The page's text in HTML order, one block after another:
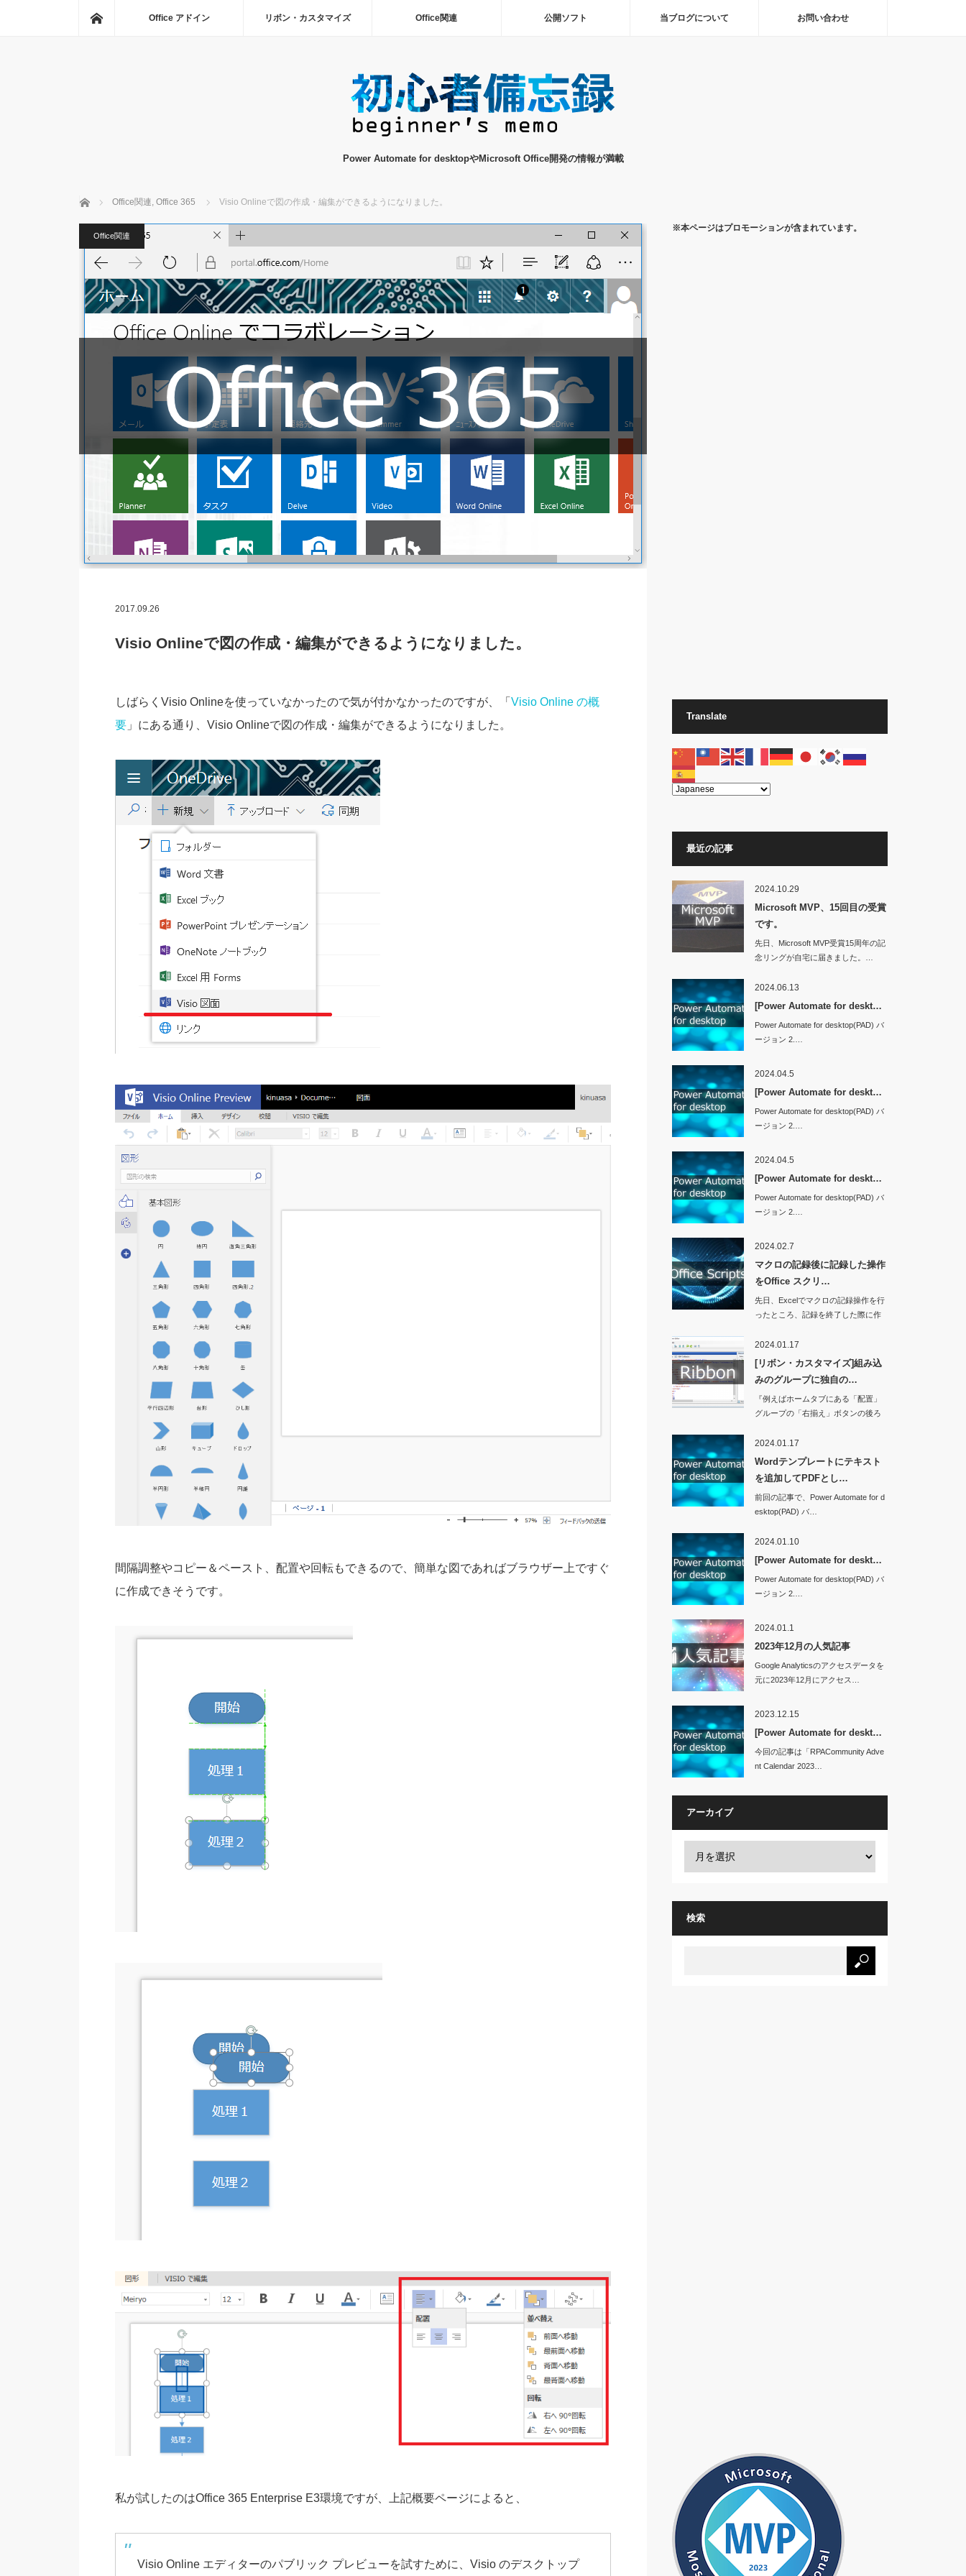
Office アドイン リボン・カスタマイズ Office関連 公開ソフト 当ブログについて お問い合わせ
Power Automate for desktopやMicrosoft Office開発の情報が満載
ホーム Office関連, Office 365 Visio Onlineで図の作成・編集ができるようになりました。
Office関連
2017.09.26
Visio Onlineで図の作成・編集ができるようになりました。
しばらくVisio Onlineを使っていなかったので気が付かなかったのですが、「 Visio Online の概
要」にある通り、Visio Onlineで図の作成・編集ができるようになりました。
間隔調整やコピー＆ペースト、配置や回転もできるので、簡単な図であればブラウザー上ですぐ
に作成できそうです。
私が試したのはOffice 365 Enterprise E3環境ですが、上記概要ページによると、
Visio Online エディターのパブリック プレビューを試すために、Visio のデスクトップ
※本ページはプロモーションが含まれています。
Translate
最近の記事
2024.10.29
Microsoft MVP、15回目の受賞
です。
先日、Microsoft MVP受賞15周年の記
念リングが自宅に届きました。…
2024.06.13
[Power Automate for deskt…
Power Automate for desktop(PAD) バ
ージョン 2.…
2024.04.5
[Power Automate for deskt…
Power Automate for desktop(PAD) バ
ージョン 2.…
2024.04.5
[Power Automate for deskt…
Power Automate for desktop(PAD) バ
ージョン 2.…
2024.02.7
マクロの記録後に記録した操作
をOffice スクリ…
先日、Excelでマクロの記録操作を行
ったところ、記録を終了した際に作
2024.01.17
[リボン・カスタマイズ]組み込
みのグループに独自の…
『例えばホームタブにある「配置」
グループの「右揃え」ボタンの後ろ
2024.01.17
Wordテンプレートにテキスト
を追加してPDFとし…
前回の記事で、Power Automate for d
esktop(PAD) バ…
2024.01.10
[Power Automate for deskt…
Power Automate for desktop(PAD) バ
ージョン 2.…
2024.01.1
2023年12月の人気記事
Google Analyticsのアクセスデータを
元に2023年12月にアクセス…
2023.12.15
[Power Automate for deskt…
今回の記事は「RPACommunity Adve
nt Calendar 2023…
アーカイブ
検索